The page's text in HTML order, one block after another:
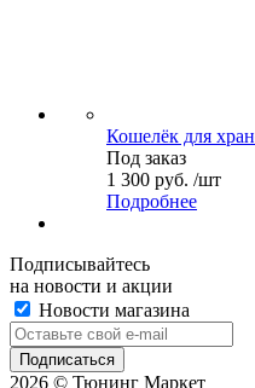
Кошелёк для
Под заказ
1 300 руб. /шт
Подробнее
Подписывайтесь
на новости и акции
Новости магазина
2026 © Тюнинг Маркет